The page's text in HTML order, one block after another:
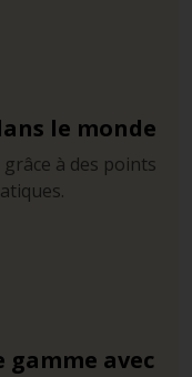
le monde
à des points
gamme avec